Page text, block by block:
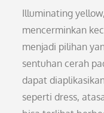
Illuminating
mencerminkan
menjadi pilihan
sentuhan cerah
dapat
seperti dress,